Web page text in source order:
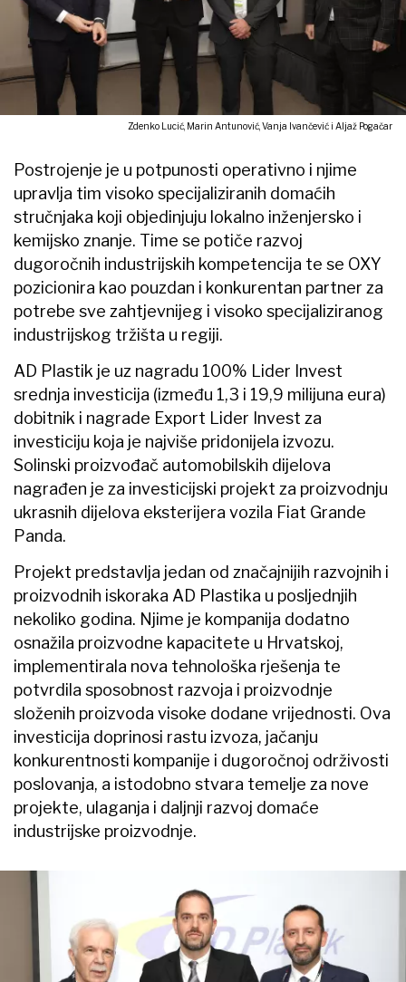
Zdenko Lucić, Marin Antunović, Vanja Ivančević i Aljaž Pogačar
Postrojenje je u potpunosti operativno i njime
upravlja tim visoko specijaliziranih domaćih
stručnjaka koji objedinjuju lokalno inženjersko i
kemijsko znanje. Time se potiče razvoj
dugoročnih industrijskih kompetencija te se OXY
pozicionira kao pouzdan i konkurentan partner za
potrebe sve zahtjevnijeg i visoko specijaliziranog
industrijskog tržišta u regiji.
AD Plastik je uz nagradu 100% Lider Invest
srednja investicija (između 1,3 i 19,9 milijuna eura)
dobitnik i nagrade Export Lider Invest za
investiciju koja je najviše pridonijela izvozu.
Solinski proizvođač automobilskih dijelova
nagrađen je za investicijski projekt za proizvodnju
ukrasnih dijelova eksterijera vozila Fiat Grande
Panda.
Projekt predstavlja jedan od značajnijih razvojnih i
proizvodnih iskoraka AD Plastika u posljednjih
nekoliko godina. Njime je kompanija dodatno
osnažila proizvodne kapacitete u Hrvatskoj,
implementirala nova tehnološka rješenja te
potvrdila sposobnost razvoja i proizvodnje
složenih proizvoda visoke dodane vrijednosti. Ova
investicija doprinosi rastu izvoza, jačanju
konkurentnosti kompanije i dugoročnoj održivosti
poslovanja, a istodobno stvara temelje za nove
projekte, ulaganja i daljnji razvoj domaće
industrijske proizvodnje.